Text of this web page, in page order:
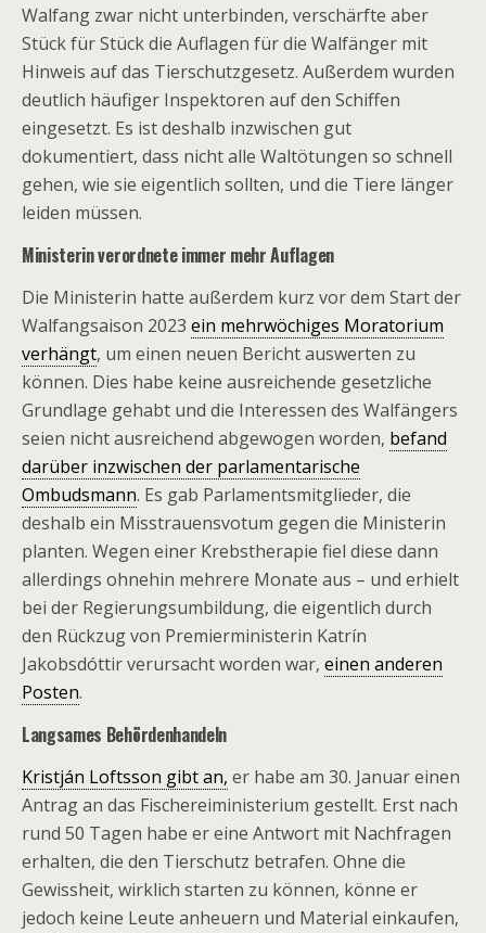
Walfang zwar nicht unterbinden, verschärfte aber
Stück für Stück die Auflagen für die Walfänger mit
Hinweis auf das Tierschutzgesetz. Außerdem wurden
deutlich häufiger Inspektoren auf den Schiffen
eingesetzt. Es ist deshalb inzwischen gut
dokumentiert, dass nicht alle Waltötungen so schnell
gehen, wie sie eigentlich sollten, und die Tiere länger
leiden müssen.
Ministerin verordnete immer mehr Auflagen
Die Ministerin hatte außerdem kurz vor dem Start der
Walfangsaison 2023 ein mehrwöchiges Moratorium
verhängt, um einen neuen Bericht auswerten zu
können. Dies habe keine ausreichende gesetzliche
Grundlage gehabt und die Interessen des Walfängers
seien nicht ausreichend abgewogen worden, befand
darüber inzwischen der parlamentarische
Ombudsmann. Es gab Parlamentsmitglieder, die
deshalb ein Misstrauensvotum gegen die Ministerin
planten. Wegen einer Krebstherapie fiel diese dann
allerdings ohnehin mehrere Monate aus – und erhielt
bei der Regierungsumbildung, die eigentlich durch
den Rückzug von Premierministerin Katrín
Jakobsdóttir verursacht worden war, einen anderen
Posten.
Langsames Behördenhandeln
Kristján Loftsson gibt an, er habe am 30. Januar einen
Antrag an das Fischereiministerium gestellt. Erst nach
rund 50 Tagen habe er eine Antwort mit Nachfragen
erhalten, die den Tierschutz betrafen. Ohne die
Gewissheit, wirklich starten zu können, könne er
jedoch keine Leute anheuern und Material einkaufen,